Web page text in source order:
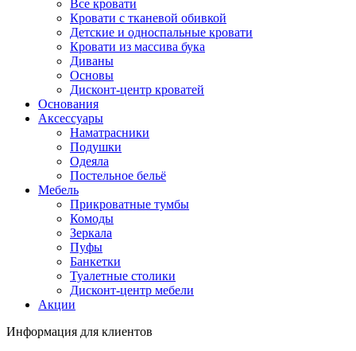
Все кровати
Кровати с тканевой обивкой
Детские и односпальные кровати
Кровати из массива бука
Диваны
Основы
Дисконт-центр кроватей
Основания
Аксессуары
Наматрасники
Подушки
Одеяла
Постельное бельё
Мебель
Прикроватные тумбы
Комоды
Зеркала
Пуфы
Банкетки
Туалетные столики
Дисконт-центр мебели
Акции
Информация для клиентов